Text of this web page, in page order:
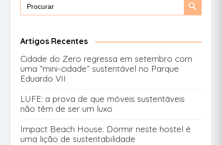
Search
Search
Artigos Recentes
Cidade do Zero regressa em setembro com
uma “mini-cidade” sustentável no Parque
Eduardo VII
LUFE: a prova de que móveis sustentáveis
não têm de ser um luxo
Impact Beach House. Dormir neste hostel é
uma lição de sustentabilidade